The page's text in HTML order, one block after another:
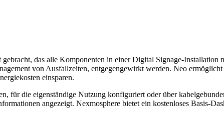
das alle Komponenten in einer Digital Signage-Installation
von Ausfallzeiten, entgegengewirkt werden. Neo
einsparen.
für die eigenständige Nutzung konfiguriert oder über
angezeigt. Nexmosphere bietet ein kostenloses Basis-